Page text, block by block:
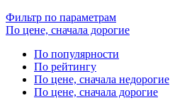
Фильтр по параметрам
По цене, сначала дорогие
По популярности
По рейтингу
По цене, сначала недорогие
По цене, сначала дорогие